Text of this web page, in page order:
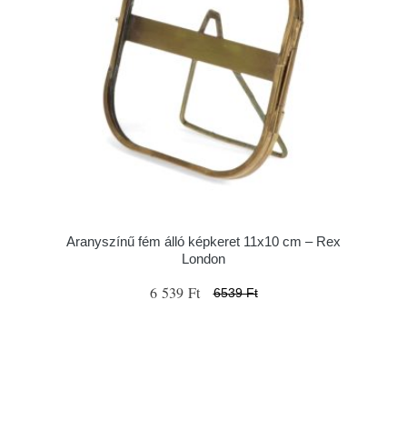
Aranyszínű fém álló képkeret 11x10 cm – Rex
London
6 539 Ft 6539 Ft